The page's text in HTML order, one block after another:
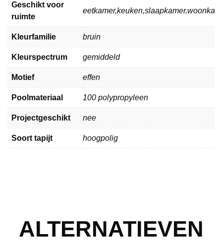
Geschikt voor
ruimte
Kleurfamilie bruin
Kleurspectrum gemiddeld
Motief effen
Poolmateriaal 100 polypropyleen
Projectgeschikt nee
Soort tapijt hoogpolig
ALTERNATIEVEN